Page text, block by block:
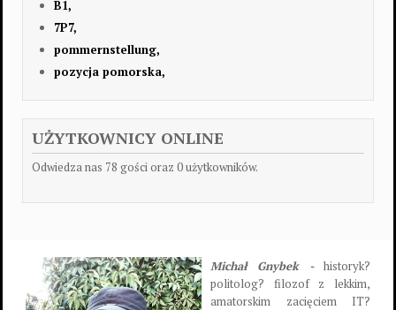
B1,
7P7,
pommernstellung,
pozycja pomorska,
UŻYTKOWNICY ONLINE
Odwiedza nas 78 gości oraz 0 użytkowników.
Michał Gnybek - historyk?
politolog? filozof z lekkim,
amatorskim zacięciem IT?